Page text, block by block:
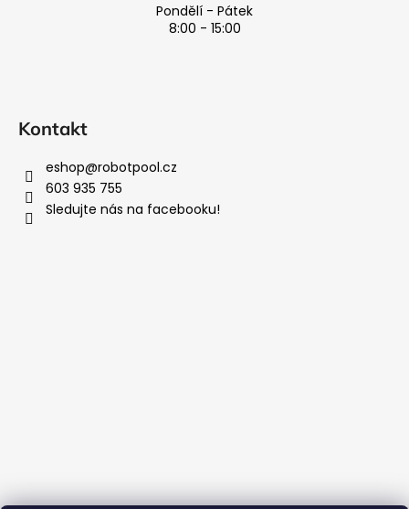
Pondělí - Pátek
8:00 - 15:00
Kontakt
eshop@robotpool.cz
603 935 755
Sledujte nás na facebooku!